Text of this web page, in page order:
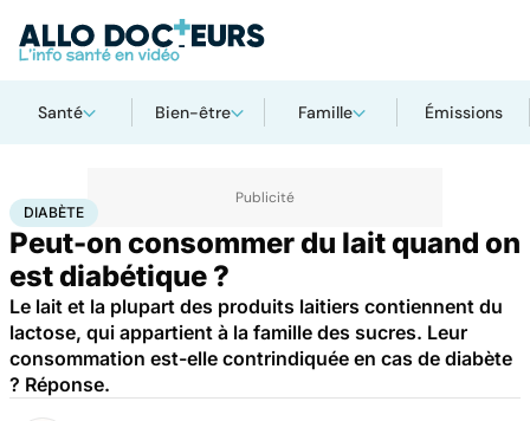
Santé Bien-être Famille Émissions
AccueilSanté
DIABÈTE
Peut-on consommer du lait quand on
est diabétique ?
Le lait et la plupart des produits laitiers contiennent du
lactose, qui appartient à la famille des sucres. Leur
consommation est-elle contrindiquée en cas de diabète
? Réponse.